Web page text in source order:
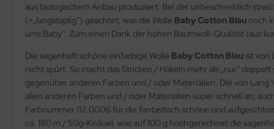
aus biologischem Anbau produziert. Bei der unbeschreiblich
(=„langstaplig“) geachtet, was die Wolle Baby Cotton Blau noch
ums Baby“. Zum einen Dank der hohen Baumwoll-Qualität (aus
Die sagenhaft schöne einfarbige Wolle Baby Cotton Blau ist von
nicht spürt. So macht das Stricken / Häkeln mehr als „nur“
gegenüber anderen Farben und / oder Materialien. Die von Lang
allen anderen Farben und / oder Materialien super schnell an;
Farbnummer 112.0006 für die fantastisch schöne und
ca. 180 m / 50g-Knäuel, was auf 100 g hochgerechnet die